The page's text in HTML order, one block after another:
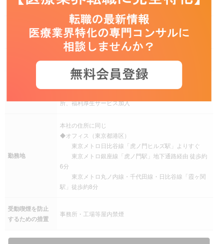
その他 時間単位有給休暇
住宅手当、交通費（通勤手当）、家族手当、退職金制度
その他 企業年金
健康保険、厚生年金保険、雇用保険、労災保険
育児支援制度、介護支援制度、社宅・家賃補助制度、従
所、福利厚生サービス加入
勤務地
本社の住所に同じ
◆オフィス（東京都港区）
東京メトロ日比谷線「虎ノ門ヒルズ駅」よりすぐ
東京メトロ銀座線「虎ノ門駅」地下通路経由 徒歩約
6分
東京メトロ丸ノ内線・千代田線・日比谷線「霞ヶ関
駅」徒歩約8分
受動喫煙を防止
するための措置
事務所・工場等屋内禁煙